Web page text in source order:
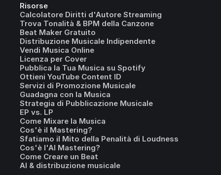
Risorse
Calcolatore Diritti d'Autore Streaming
Trova Tonalità & BPM della Canzone
Beat Maker Gratuito
Distribuzione Musicale Indipendente
Vendi Musica Online
Licenza per Cover
Pubblica la Tua Musica su Spotify
Ottieni YouTube Content ID
Servizi di Promozione Musicale
Guadagna con la Musica
Strategia di Pubblicazione Musicale
EP vs. LP
Come Mixare la Musica
Cos'è il Mastering?
Sfatiamo il Mito della Penalità di Loudness
Cos'è l'AI Mastering?
Come Creare un Beat
AI & distribuzione musicale